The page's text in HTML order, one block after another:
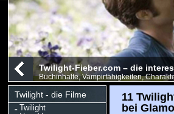
Twilight-Fieber.com – die
Buchinhalte, Vampirfähigkeiten,
Twilight - die Filme
Twilight
11
bei